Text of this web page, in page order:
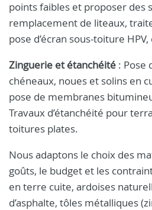
points faibles et proposer des
remplacement de liteaux,
pose d’écran sous-toiture HPV,
Zinguerie et étanchéité : Pose
chéneaux, noues et solins en
pose de membranes
Travaux d’étanchéité pour
toitures plates.
Nous adaptons le choix des
goûts, le budget et les
en terre cuite, ardoises
d’asphalte, tôles métalliques